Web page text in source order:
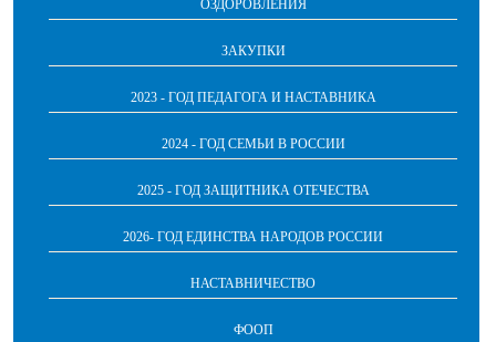
ОЗДОРОВЛЕНИЯ
ЗАКУПКИ
2023 - ГОД ПЕДАГОГА И НАСТАВНИКА
2024 - ГОД СЕМЬИ В РОССИИ
2025 - ГОД ЗАЩИТНИКА ОТЕЧЕСТВА
2026- ГОД ЕДИНСТВА НАРОДОВ РОССИИ
НАСТАВНИЧЕСТВО
ФООП